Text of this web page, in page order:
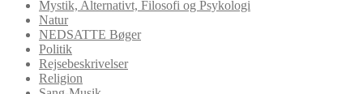
Mystik, Alternativt, Filosofi og Psykologi
Natur
NEDSATTE Bøger
Politik
Rejsebeskrivelser
Religion